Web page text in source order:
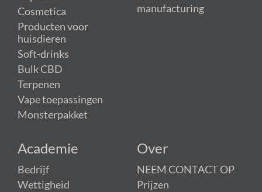
Cosmetica
Producten voor
huisdieren
Soft-drinks
Bulk CBD
Terpenen
Vape toepassingen
Monsterpakket
manufacturing
Academie
Bedrijf
Wettigheid
Over
NEEM CONTACT OP
Prijzen